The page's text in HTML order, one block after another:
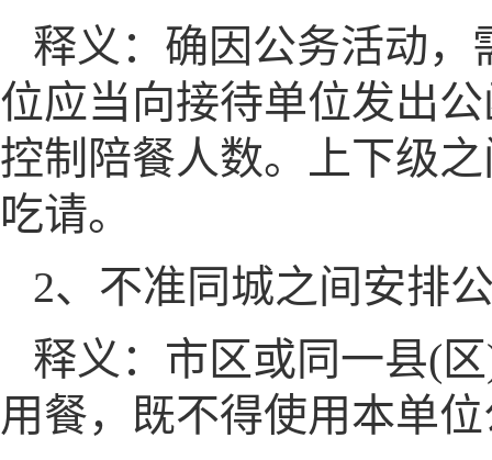
释义：确因公务活动
位应当向接待单位发出
控制陪餐人数。上下级
吃请。
2、不准同城之间安排
释义：市区或同一县(
用餐，既不得使用本单